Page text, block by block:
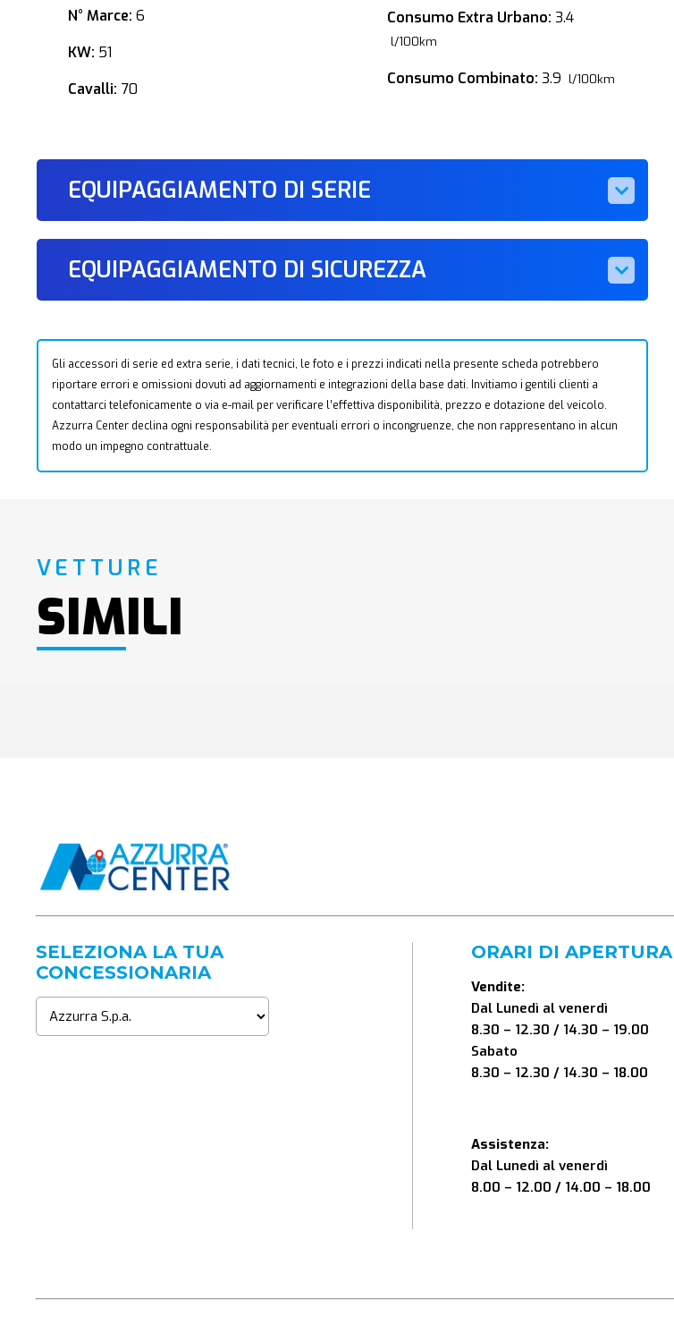
N° Marce: 6
KW: 51
Cavalli: 70
Consumo Extra Urbano: 3.4
l/100km
Consumo Combinato: 3.9 l/100km
EQUIPAGGIAMENTO DI SERIE
EQUIPAGGIAMENTO DI SICUREZZA
Gli accessori di serie ed extra serie, i dati tecnici, le foto e i prezzi indicati nella presente scheda potrebbero
riportare errori e omissioni dovuti ad aggiornamenti e integrazioni della base dati. Invitiamo i gentili clienti a
contattarci telefonicamente o via e-mail per verificare l’effettiva disponibilità, prezzo e dotazione del veicolo.
Azzurra Center declina ogni responsabilità per eventuali errori o incongruenze, che non rappresentano in alcun
modo un impegno contrattuale.
VETTURE
SIMILI
SELEZIONA LA TUA
CONCESSIONARIA
ORARI DI APERTURA
Vendite:
Dal Lunedì al venerdì
8.30 – 12.30 / 14.30 – 19.00
Sabato
8.30 – 12.30 / 14.30 – 18.00
Assistenza:
Dal Lunedì al venerdì
8.00 – 12.00 / 14.00 – 18.00